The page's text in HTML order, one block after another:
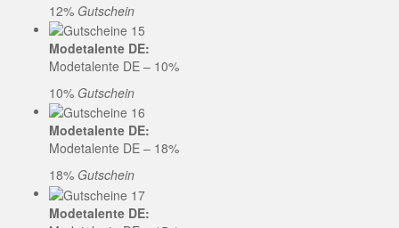
12% Gutschein
Modetalente DE:
Modetalente DE – 10%
10% Gutschein
Modetalente DE:
Modetalente DE – 18%
18% Gutschein
Modetalente DE: